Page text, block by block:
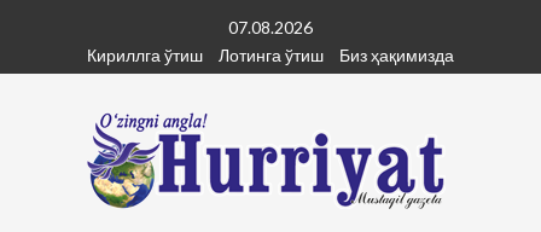
content
07.08.2026
Кириллга ўтиш
Лотинга ўтиш Биз ҳақимизда